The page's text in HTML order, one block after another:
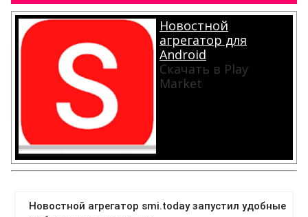
Новостной
агрегатор для
Android
Скачать в Play
Market